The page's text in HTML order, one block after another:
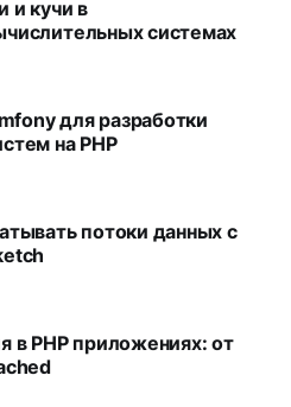
и кучи в
системах
для разработки
на PHP
потоки данных с
в PHP приложениях: от